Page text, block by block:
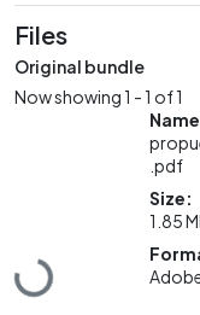
Files
Original bundle
Now showing1 - 1 of 1
Loading...
.pdf
Size:
1.85